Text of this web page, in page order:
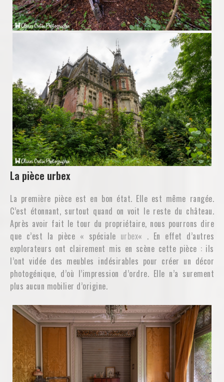
La pièce urbex
La première pièce est en bon état. Elle est même rangée.
C’est étonnant, surtout quand on voit le reste du château.
Après avoir fait le tour du propriétaire, nous pourrons dire
que c’est la pièce « spéciale urbex« . En effet d’autres
explorateurs ont clairement mis en scène cette pièce : ils
l’ont vidée des meubles indésirables pour créer un décor
photogénique, d’où l’impression d’ordre. Elle n’a surement
plus aucun mobilier d’origine.